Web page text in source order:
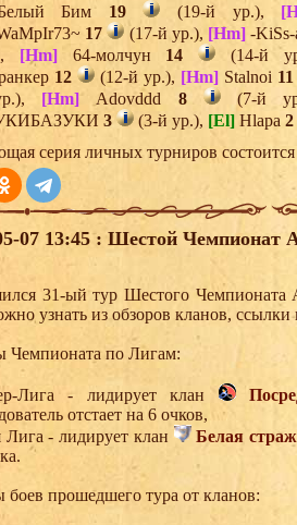
Бим 19 (19-й ур.),
17 (17-й ур.), [Hm]-
[Hm]64-молчун 14
(14-й
12 (12-й ур.), [Hm] Stalnoi 11
[Hm] Adovddd 8
(7-й
3 (3-й ур.), [El] Hlapa 2
серия личных турниров состоится
07 13:45 : Шестой Чемпионат
31-ый тур Шестого
узнать из обзоров кланов,
Чемпионата по Лигам:
Лига - лидирует клан
отстает на 6 очков,
Лига - лидирует клан
Белая
боев прошедшего тура от кланов: